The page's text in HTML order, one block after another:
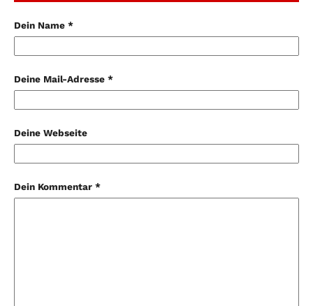
Dein Name *
Deine Mail-Adresse *
Deine Webseite
Dein Kommentar *